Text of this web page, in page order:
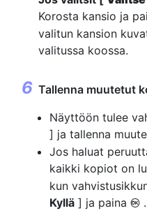
Korosta kansio ja
valitun kansion
valitussa koossa.
Tallenna muutetut
Näyttöön tulee
] ja tallenna
Jos haluat
kaikki kopiot on
kun
Kyllä ] ja paina J .